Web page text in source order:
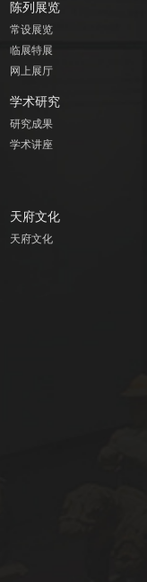
陈列展览
常设展览
临展特展
网上展厅
学术研究
研究成果
学术讲座
天府文化
天府文化